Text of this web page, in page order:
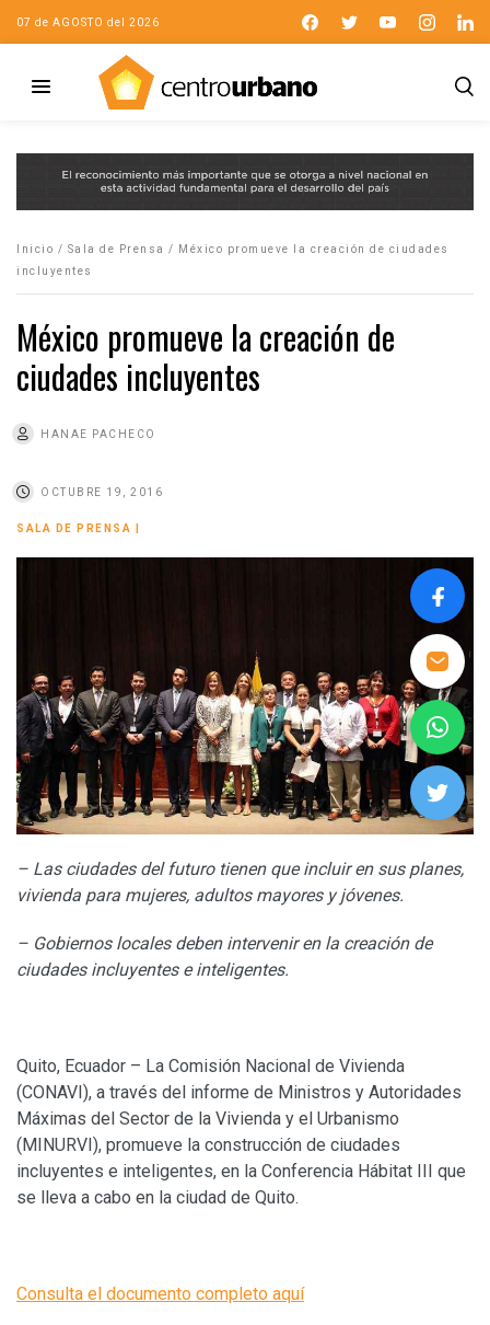
07 de AGOSTO del 2026
Inicio / Sala de Prensa /
México promueve la creación de ciudades
incluyentes
México promueve la creación de
ciudades incluyentes
HANAE PACHECO
OCTUBRE 19, 2016
SALA DE PRENSA
– Las ciudades del futuro tienen que incluir en sus planes,
vivienda para mujeres, adultos mayores y jóvenes.
– Gobiernos locales deben intervenir en la creación de
ciudades incluyentes e inteligentes.
Quito, Ecuador – La Comisión Nacional de Vivienda
(CONAVI), a través del informe de Ministros y Autoridades
Máximas del Sector de la Vivienda y el Urbanismo
(MINURVI), promueve la construcción de ciudades
incluyentes e inteligentes, en la Conferencia Hábitat III que
se lleva a cabo en la ciudad de Quito.
Consulta el documento completo aquí